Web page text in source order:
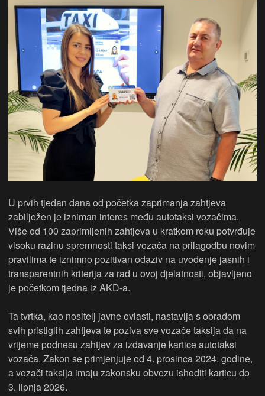
U prvih tjedan dana od početka zaprimanja zahtjeva
zabilježen je izniman interes među autotaksi vozačima.
Više od 100 zaprimljenih zahtjeva u kratkom roku potvrđuje
visoku razinu spremnosti taksi vozača na prilagodbu novim
pravilima te iznimno pozitivan odaziv na uvođenje jasnih i
transparentnih kriterija za rad u ovoj djelatnosti, objavljeno
je početkom tjedna iz AKD-a.
Ta tvrtka, kao nositelj javne ovlasti, nastavlja s obradom
svih pristiglih zahtjeva te poziva sve vozače taksija da na
vrijeme podnesu zahtjev za izdavanje kartice autotaksi
vozača. Zakon se primjenjuje od 4. prosinca 2024. godine,
a vozači taksija imaju zakonsku obvezu ishoditi karticu do
3. lipnja 2026.